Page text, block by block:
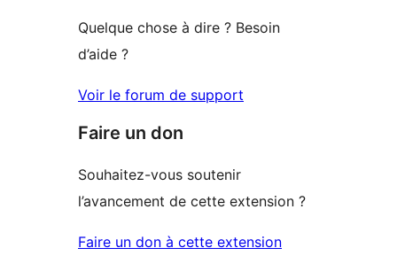
Quelque chose à dire ? Besoin
d’aide ?
Voir le forum de support
Faire un don
Souhaitez-vous soutenir
l’avancement de cette extension ?
Faire un don à cette extension